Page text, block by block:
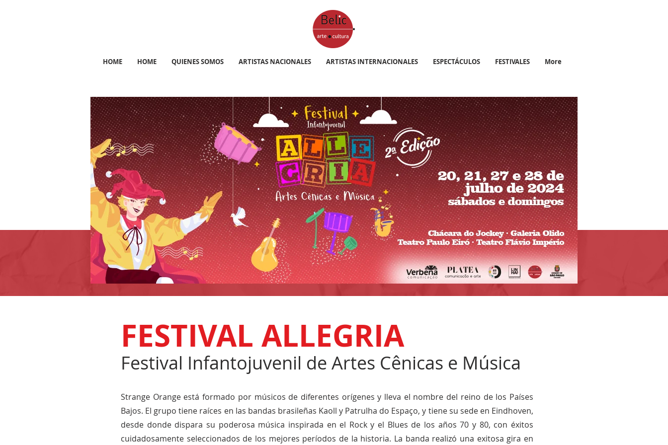
HOME HOME QUIENES SOMOS ARTISTAS NACIONALES ARTISTAS INTERNACIONALES ESPECTÁCULOS FESTIVALES More
FESTIVAL ALLEGRIA
Festival Infantojuvenil de Artes Cênicas e Música
​Strange Orange está formado por músicos de diferentes orígenes y lleva el nombre del reino de los Países
Bajos. El grupo tiene raíces en las bandas brasileñas Kaoll y Patrulha do Espaço, y tiene su sede en Eindhoven,
desde donde dispara su poderosa música inspirada en el Rock y el Blues de los años 70 y 80, con éxitos
cuidadosamente seleccionados de los mejores períodos de la historia. La banda realizó una exitosa gira en